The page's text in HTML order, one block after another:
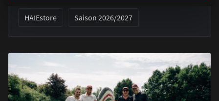
HAIEstore Saison 2026/2027